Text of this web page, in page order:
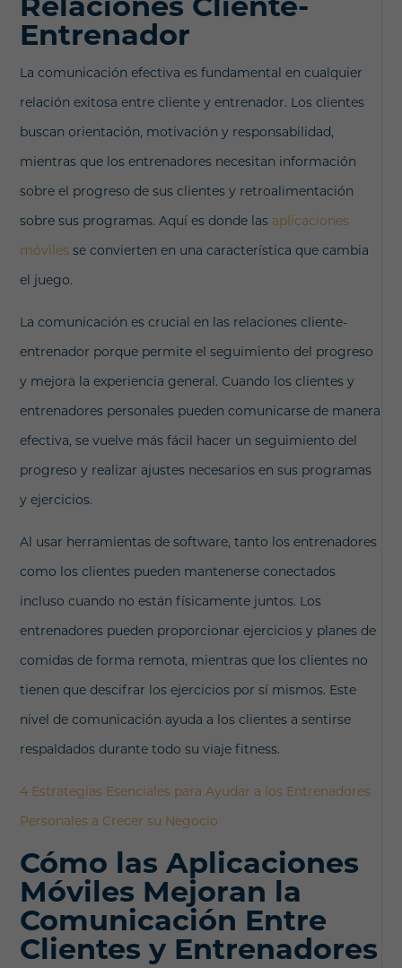
Entrenador
La comunicación efectiva es fundamental en cualquier
relación exitosa entre cliente y entrenador. Los clientes
buscan orientación, motivación y responsabilidad,
mientras que los entrenadores necesitan información
sobre el progreso de sus clientes y retroalimentación
sobre sus programas. Aquí es donde las aplicaciones
móviles se convierten en una característica que cambia
el juego.
La comunicación es crucial en las relaciones cliente-
entrenador porque permite el seguimiento del progreso
y mejora la experiencia general. Cuando los clientes y
entrenadores personales pueden comunicarse de manera
efectiva, se vuelve más fácil hacer un seguimiento del
progreso y realizar ajustes necesarios en sus programas
y ejercicios.
Al usar herramientas de software, tanto los entrenadores
como los clientes pueden mantenerse conectados
incluso cuando no están físicamente juntos. Los
entrenadores pueden proporcionar ejercicios y planes de
comidas de forma remota, mientras que los clientes no
tienen que descifrar los ejercicios por sí mismos. Este
nivel de comunicación ayuda a los clientes a sentirse
respaldados durante todo su viaje fitness.
4 Estrategias Esenciales para Ayudar a los Entrenadores
Personales a Crecer su Negocio
Cómo las Aplicaciones
Móviles Mejoran la
Comunicación Entre
Clientes y Entrenadores